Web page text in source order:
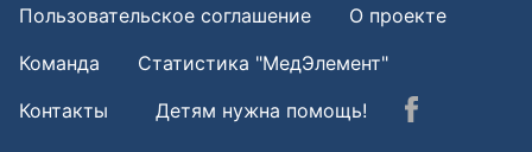
Пользовательское соглашение
О проекте
Команда
Статистика "МедЭлемент"
Контакты
Детям нужна помощь!